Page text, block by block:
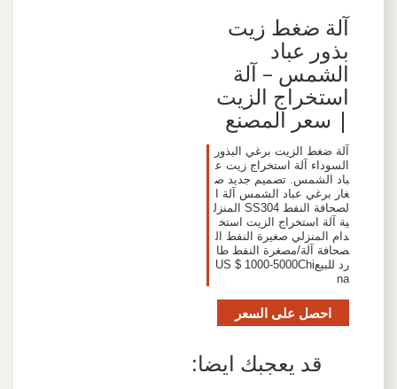
آلة ضغط زيت
بذور عباد
الشمس – آلة
استخراج الزيت
| سعر المصنع
آلة ضغط الزيت برغي البذور
السوداء آلة استخراج زيت ع
باد الشمس. تصميم جديد ص
غار برغي عباد الشمس آلة ا
لصحافة النفط SS304 المنزل
ية آلة استخراج الزيت استخ
دام المنزلي صغيرة النفط ال
صحافة آلة/مصغرة النفط طا
رد للبيعUS $ 1000-5000Chi
na
احصل على السعر
قد يعجبك ايضا: